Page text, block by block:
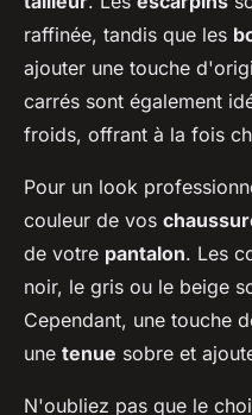
raffinée, tandis que les
ajouter une touche
carrés sont également
froids, offrant à la fois
Pour un look
couleur de vos
de votre pantalon. Les
noir, le gris ou le beige
Cependant, une touche
une tenue sobre et
N'oubliez pas que le